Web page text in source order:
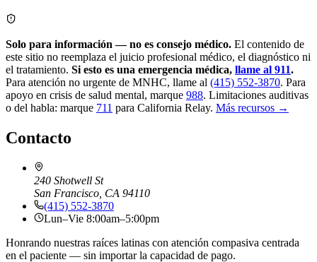
Solo para información — no es consejo médico. El contenido de
este sitio no reemplaza el juicio profesional médico, el diagnóstico ni
el tratamiento. Si esto es una emergencia médica, llame al 911.
Para atención no urgente de MNHC, llame al (415) 552-3870. Para
apoyo en crisis de salud mental, marque 988. Limitaciones auditivas
o del habla: marque 711 para California Relay. Más recursos →
Contacto
240 Shotwell St
San Francisco, CA 94110
(415) 552-3870
Lun–Vie 8:00am–5:00pm
Honrando nuestras raíces latinas con atención compasiva centrada
en el paciente — sin importar la capacidad de pago.